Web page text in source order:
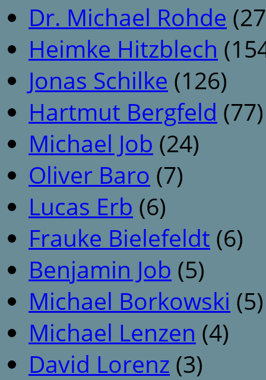
Dr. Michael Rohde
Heimke Hitzblech
Jonas Schilke (126)
Hartmut Bergfeld (77)
Michael Job (24)
Oliver Baro (7)
Lucas Erb (6)
Frauke Bielefeldt (6)
Benjamin Job (5)
Michael Borkowski (5)
Michael Lenzen (4)
David Lorenz (3)